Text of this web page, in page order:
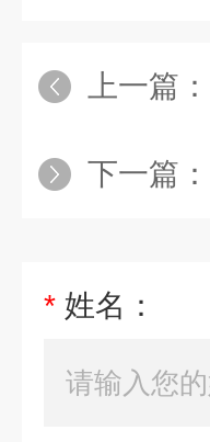
上一篇：
下一篇：
* 姓名：